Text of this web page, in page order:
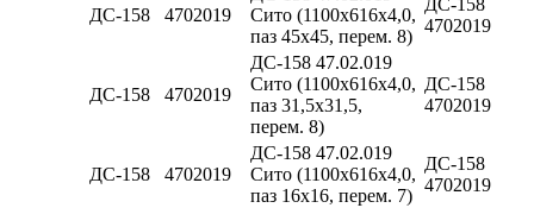
ДС-158 4702019
Сито (1100х616х4,0,
паз 45х45, перем. 8)
ДС-158
4702019
ДС-158 4702019
ДС-158 47.02.019
Сито (1100х616х4,0,
паз 31,5х31,5,
перем. 8)
ДС-158
4702019
ДС-158 4702019
ДС-158 47.02.019
Сито (1100х616х4,0,
паз 16х16, перем. 7)
ДС-158
4702019